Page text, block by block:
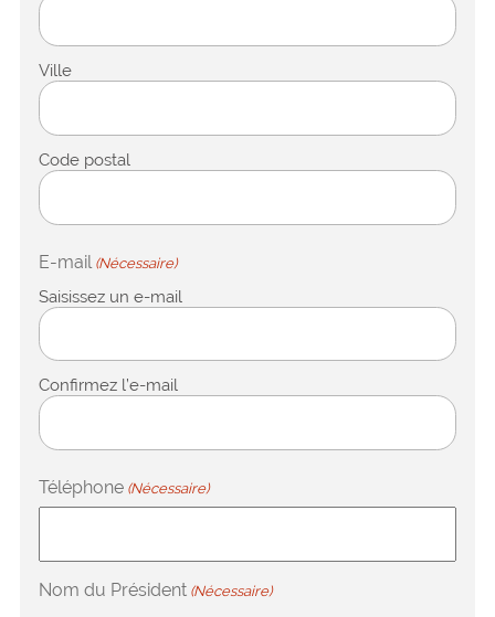
Ville
Code postal
E-mail (Nécessaire)
Saisissez un e-mail
Confirmez l’e-mail
Téléphone (Nécessaire)
Nom du Président (Nécessaire)